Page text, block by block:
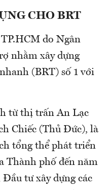
CHO BRT
do Ngân
nhằm xây dựng
(BRT) số 1 với
từ thị trấn An Lạc
Chiếc (Thủ Đức), là
tổng thể phát triển
Thành phố đến năm
tư xây dựng các